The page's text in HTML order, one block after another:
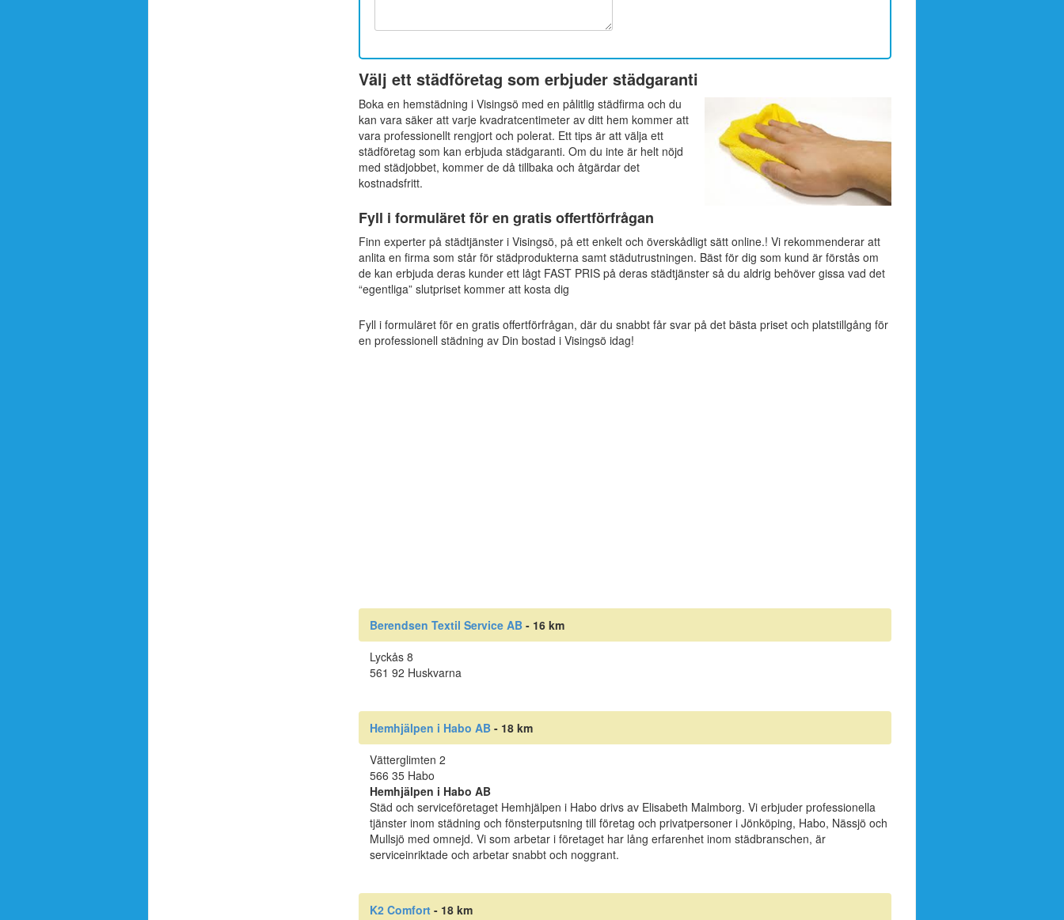
Välj ett städföretag som erbjuder städgaranti
Boka en hemstädning i Visingsö med en pålitlig städfirma och du
kan vara säker att varje kvadratcentimeter av ditt hem kommer att
vara professionellt rengjort och polerat. Ett tips är att välja ett
städföretag som kan erbjuda städgaranti. Om du inte är helt nöjd
med städjobbet, kommer de då tillbaka och åtgärdar det
kostnadsfritt.
Fyll i formuläret för en gratis offertförfrågan
Finn experter på städtjänster i Visingsö, på ett enkelt och överskådligt sätt online.! Vi rekommenderar att
anlita en firma som står för städprodukterna samt städutrustningen. Bäst för dig som kund är förstås om
de kan erbjuda deras kunder ett lågt FAST PRIS på deras städtjänster så du aldrig behöver gissa vad det
“egentliga” slutpriset kommer att kosta dig
Fyll i formuläret för en gratis offertförfrågan, där du snabbt får svar på det bästa priset och platstillgång för
en professionell städning av Din bostad i Visingsö idag!
Berendsen Textil Service AB- 16 km
Lyckås 8
561 92 Huskvarna
Hemhjälpen i Habo AB- 18 km
Vätterglimten 2
566 35 Habo
Hemhjälpen i Habo AB
Städ och serviceföretaget Hemhjälpen i Habo drivs av Elisabeth Malmborg. Vi erbjuder professionella
tjänster inom städning och fönsterputsning till företag och privatpersoner i Jönköping, Habo, Nässjö och
Mullsjö med omnejd. Vi som arbetar i företaget har lång erfarenhet inom städbranschen, är
serviceinriktade och arbetar snabbt och noggrant.
K2 Comfort- 18 km